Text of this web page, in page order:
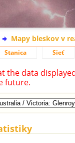
Mapy bleskov v
Stanica Sieť
the data
future.